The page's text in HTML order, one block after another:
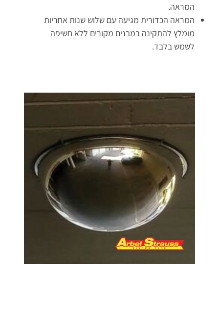
המראה.
המראה הכדורית מגיעה עם שלוש שנות אחריות
מומלץ להתקינה במבנים מקורים ללא חשיפה
לשמש בלבד.